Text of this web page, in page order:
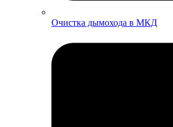
Очистка дымохода в МКД